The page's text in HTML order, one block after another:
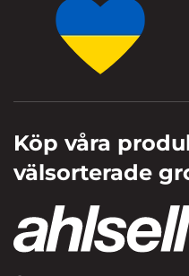
Köp våra
välsorterade